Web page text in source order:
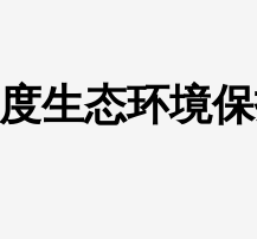
生态环境